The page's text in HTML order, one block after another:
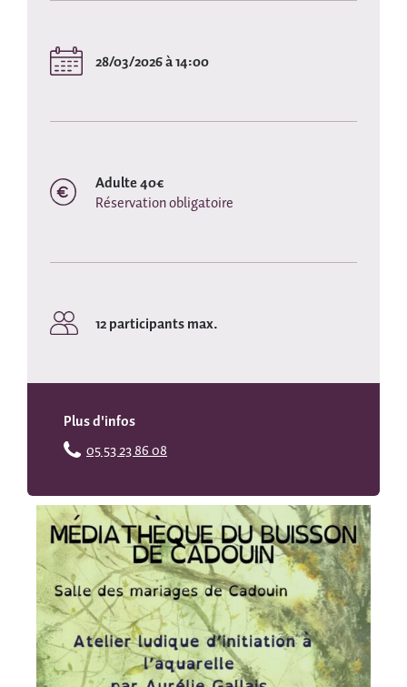
28/03/2026 à 14:00
Adulte 40€
Réservation obligatoire
12 participants max.
Plus d'infos
05 53 23 86 08